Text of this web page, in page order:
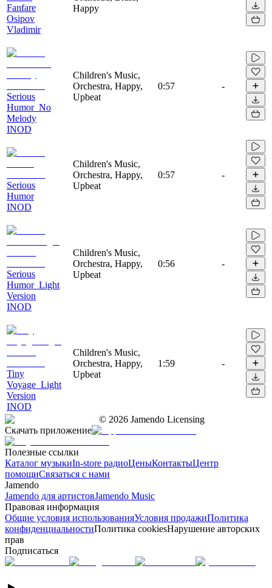
Fanfare
Osipov
Vladimir
Happy
Serious
Humor_No
Melody
INOD
Children's Music,
Orchestra, Happy,
Upbeat
0:57 -
Serious
Humor
INOD
Children's Music,
Orchestra, Happy,
Upbeat
0:57 -
Serious
Humor_Light
Version
INOD
Children's Music,
Orchestra, Happy,
Upbeat
0:56 -
Tiny
Voyage_Light
Version
INOD
Children's Music,
Orchestra, Happy,
Upbeat
1:59 -
© 2026 Jamendo Licensing
Скачать приложение
Полезные ссылки
Каталог музыкиIn-store радиоЦеныКонтактыЦентр
помощиСвязаться с нами
Jamendo
Jamendo для артистовJamendo Music
Правовая информация
Общие условия использованияУсловия продажиПолитика
конфиденциальностиПолитика cookiesНарушение авторских
прав
Подписаться